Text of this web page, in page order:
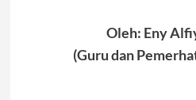
Oleh: Eny
(Guru dan